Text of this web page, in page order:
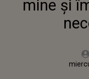
mine și